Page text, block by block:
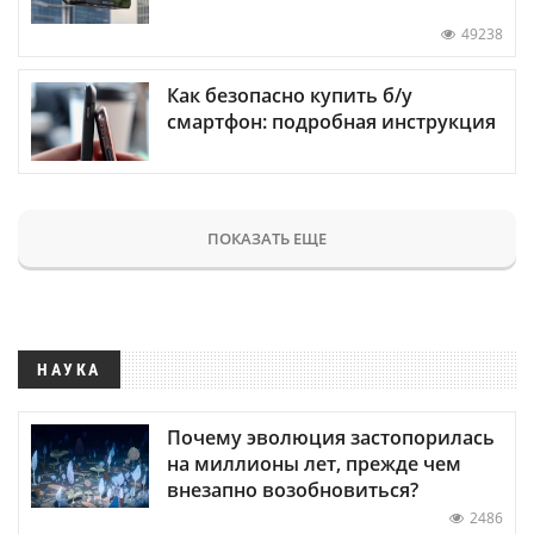
49238
Как безопасно купить б/у
смартфон: подробная инструкция
ПОКАЗАТЬ ЕЩЕ
НАУКА
Почему эволюция застопорилась
на миллионы лет, прежде чем
внезапно возобновиться?
2486